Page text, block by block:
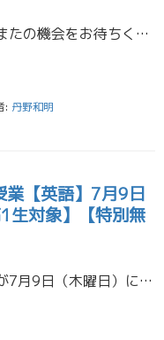
※受付を終了しました。またの機会をお待ちください。 この夏、東進の講座を無料で集中的に体験できます。 7月31日が最終申込締切です。 高３生は、１講座（90分×1～5回）。 高2生・高1生は、2講座（1講座：90分×1～ […]
: 丹野和明
業【英語】7月9日
生対象】【特別無
今井宏先生特別公開授業が7月9日（木曜日）に金沢本町校にて開催されます。 ※大盛況のうちに閉会いたしました。またの機会をお待ちくたさい。 東進の実力講師陣が金沢に来る、とても貴重な機会です。 今井先生の公開授業は、東進の […]